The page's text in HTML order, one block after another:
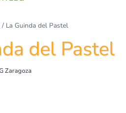
/ La Guinda del Pastel
del Pastel
Zaragoza